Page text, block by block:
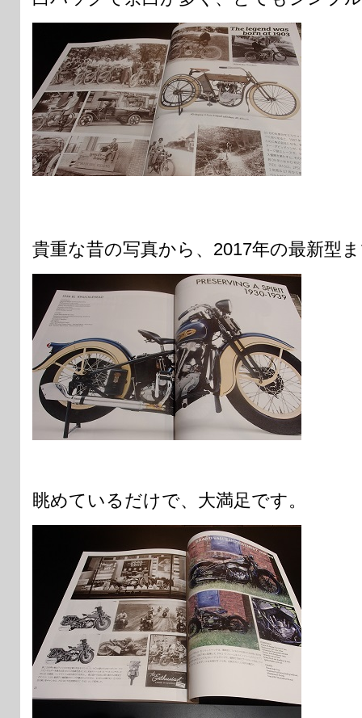
貴重な昔の写真から、2017年の最新型
眺めているだけで、大満足です。